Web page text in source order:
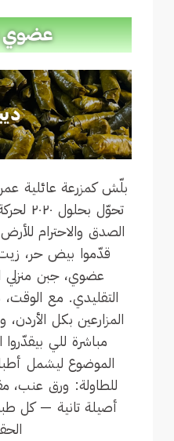
تحوّل
الصدق والاحترام
قدّموا بيض حر،
عضوي، جبن منزلي
التقليدي. مع
المزارعين بكل
مباشرة للي
الموضوع ليشمل
للطاولة: ورق عنب،
أصيلة تانية — كل